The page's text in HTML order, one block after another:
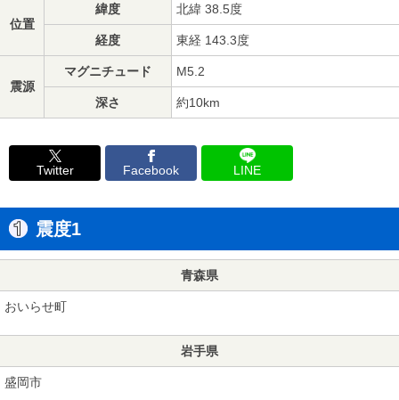
位置
緯度 北緯 38.5度
経度 東経 143.3度
震源
マグニチュード M5.2
深さ 約10km
Twitter Facebook LINE
震度1
青森県
おいらせ町
岩手県
盛岡市